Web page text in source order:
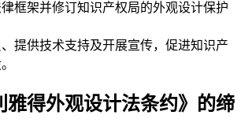
框架并修订知识产权局的外观设计保护
提供技术支持及开展宣传，促进知识产
雅得外观设计法条约》的缔